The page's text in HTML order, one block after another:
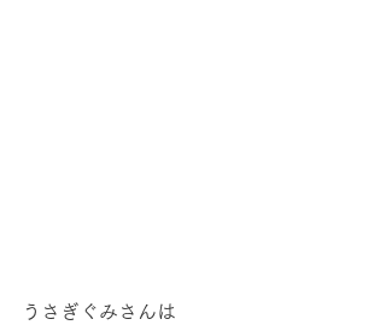
うさぎぐみさんは